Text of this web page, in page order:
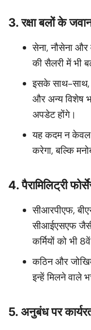
3. रक्षा बलों के
सेना, नौसेना
की सैलरी में भी
इसके साथ-साथ,
और अन्य विशेष
अपडेट होंगे।
यह कदम न केवल
करेगा, बल्कि
4. पैरामिलिट्री
सीआरपीएफ,
सीआईएसएफ
कर्मियों को भी
कठिन और
इन्हें मिलने वाले
5. अनुबंध पर